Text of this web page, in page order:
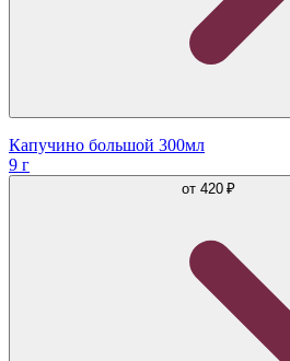
Капучино большой 300мл
9 г
от 420 ₽